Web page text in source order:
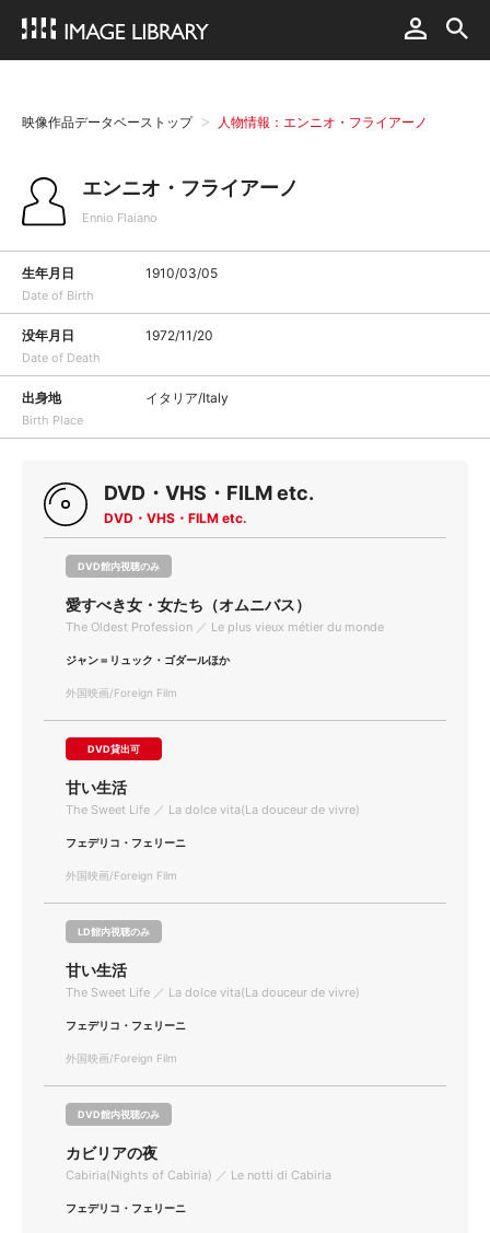
映像作品データベーストップ 人物情報：エンニオ・フライアーノ
エンニオ・フライアーノ
Ennio Flaiano
生年月日
Date of Birth
1910/03/05
没年月日
Date of Death
1972/11/20
出身地
Birth Place
イタリア/Italy
DVD・VHS・FILM etc.
DVD・VHS・FILM etc.
DVD館内視聴のみ
愛すべき女・女たち（オムニバス）
The Oldest Profession ／ Le plus vieux métier du monde
ジャン＝リュック・ゴダールほか
外国映画/Foreign Film
DVD貸出可
甘い生活
The Sweet Life ／ La dolce vita(La douceur de vivre)
フェデリコ・フェリーニ
外国映画/Foreign Film
LD館内視聴のみ
甘い生活
The Sweet Life ／ La dolce vita(La douceur de vivre)
フェデリコ・フェリーニ
外国映画/Foreign Film
DVD館内視聴のみ
カビリアの夜
Cabiria(Nights of Cabiria) ／ Le notti di Cabiria
フェデリコ・フェリーニ